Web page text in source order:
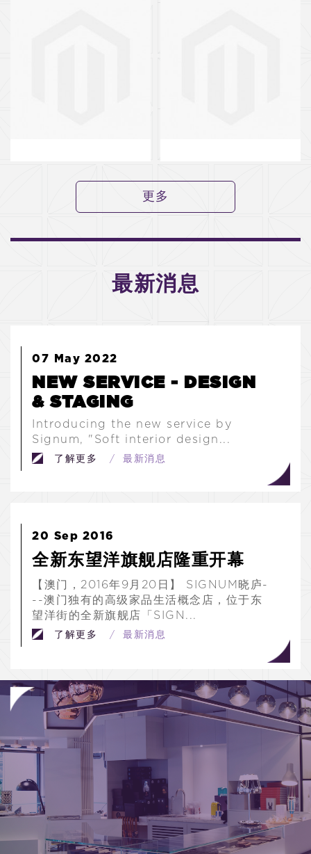
更多
最新消息
07 May 2022
NEW SERVICE - DESIGN
& STAGING
Introducing the new service by
Signum, "Soft interior design...
了解更多 / 最新消息
20 Sep 2016
全新东望洋旗舰店隆重开幕
【澳门，2016年9月20日】 SIGNUM晓庐-
--澳门独有的高级家品生活概念店，位于东
望洋街的全新旗舰店「SIGN...
了解更多 / 最新消息